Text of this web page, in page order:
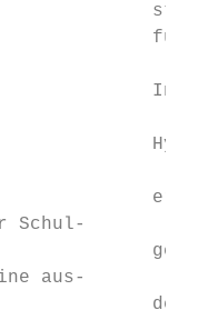
In den
der Schul-
aus-
den